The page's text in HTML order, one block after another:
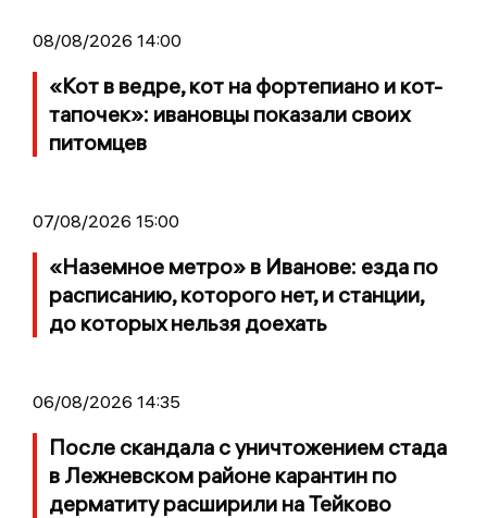
08/08/2026 14:00
«Кот в ведре, кот на фортепиано и кот-
тапочек»: ивановцы показали своих
питомцев
07/08/2026 15:00
«Наземное метро» в Иванове: езда по
расписанию, которого нет, и станции,
до которых нельзя доехать
06/08/2026 14:35
После скандала с уничтожением стада
в Лежневском районе карантин по
дерматиту расширили на Тейково